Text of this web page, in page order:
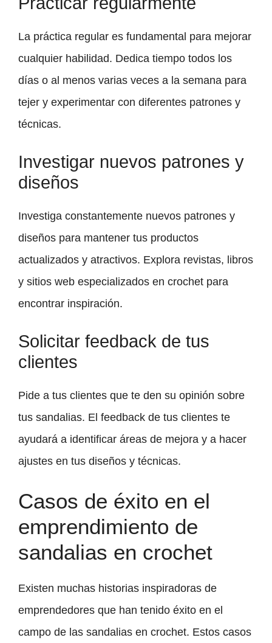
La práctica regular es fundamental para mejorar
cualquier habilidad. Dedica tiempo todos los
días o al menos varias veces a la semana para
tejer y experimentar con diferentes patrones y
técnicas.
Investigar nuevos patrones y
diseños
Investiga constantemente nuevos patrones y
diseños para mantener tus productos
actualizados y atractivos. Explora revistas, libros
y sitios web especializados en crochet para
encontrar inspiración.
Solicitar feedback de tus
clientes
Pide a tus clientes que te den su opinión sobre
tus sandalias. El feedback de tus clientes te
ayudará a identificar áreas de mejora y a hacer
ajustes en tus diseños y técnicas.
Casos de éxito en el
emprendimiento de
sandalias en crochet
Existen muchas historias inspiradoras de
emprendedores que han tenido éxito en el
campo de las sandalias en crochet. Estos casos